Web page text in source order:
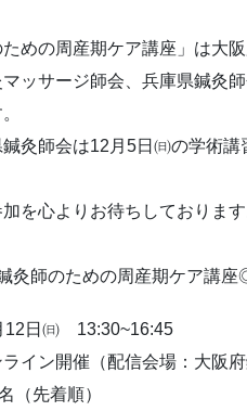
ための周産期ケア講座」は大
ッサージ師会、兵庫県鍼灸
鍼灸師会は12月5日㈰の学術
を心よりお待ちしております
師のための周産期ケア講
12日㈰ 13:30~16:45
イン開催（配信会場：大阪府
（先着順）